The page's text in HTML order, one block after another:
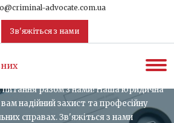
advocate.com.ua
Зв'яжіться з нами
отримайте
питання разом з нами! Наша юридична
надійний захист та професійну
справах. Зв'яжіться з нами